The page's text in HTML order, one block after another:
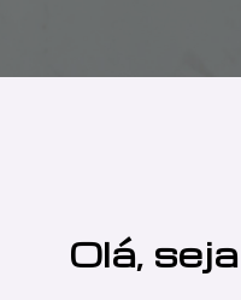
Olá,